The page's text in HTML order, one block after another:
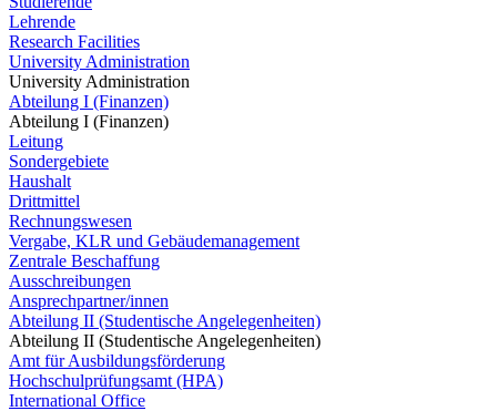
Lehrende
Research Facilities
University Administration
University Administration
Abteilung I (Finanzen)
Abteilung I (Finanzen)
Leitung
Sondergebiete
Haushalt
Drittmittel
Rechnungswesen
Vergabe, KLR und Gebäudemanagement
Zentrale Beschaffung
Ausschreibungen
Ansprechpartner/innen
Abteilung II (Studentische Angelegenheiten)
Abteilung II (Studentische Angelegenheiten)
Amt für Ausbildungsförderung
Hochschulprüfungsamt (HPA)
International Office